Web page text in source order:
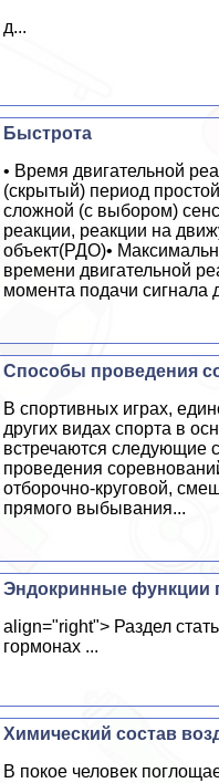
д...
Быстрота
• Время двигательной
(скрытый) период
сложной (с выбором)
реакции, реакции на
объект(РДО)•
времени двигательной
момента подачи сигнала
Способы проведения
В спортивных играх,
других видах спорта в
встречаются следующие
проведения
отборочно-круговой,
прямого выбывания...
Эндокринные функции
align="right"> Раздел
гормонах ...
Химический состав
В покое человек